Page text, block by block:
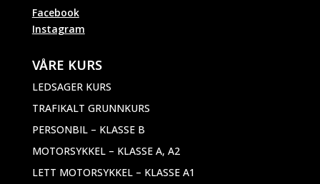
Facebook
Instagram
VÅRE KURS
LEDSAGER KURS
TRAFIKALT GRUNNKURS
PERSONBIL – KLASSE B
MOTORSYKKEL – KLASSE A, A2
LETT MOTORSYKKEL – KLASSE A1